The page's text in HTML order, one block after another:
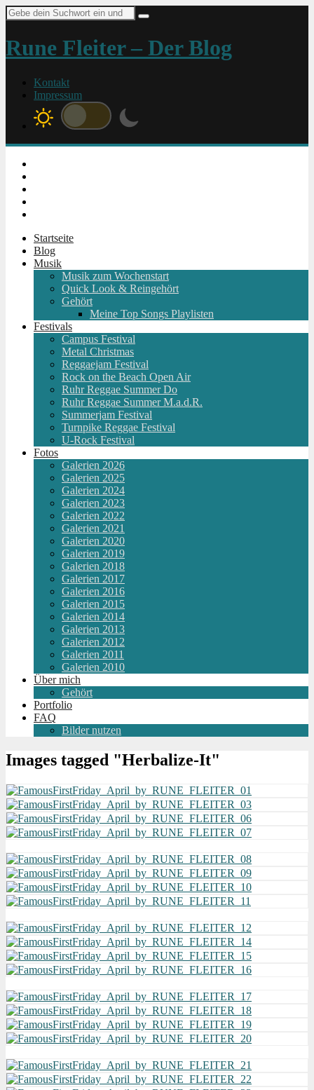
Suche
nach:
Rune Fleiter – Der Blog
Kontakt
Impressum
Startseite
Blog
Musik
Musik zum Wochenstart
Quick Look & Reingehört
Gehört
Meine Top Songs Playlisten
Festivals
Campus Festival
Metal Christmas
Reggaejam Festival
Rock on the Beach Open Air
Ruhr Reggae Summer Do
Ruhr Reggae Summer M.a.d.R.
Summerjam Festival
Turnpike Reggae Festival
U-Rock Festival
Fotos
Galerien 2026
Galerien 2025
Galerien 2024
Galerien 2023
Galerien 2022
Galerien 2021
Galerien 2020
Galerien 2019
Galerien 2018
Galerien 2017
Galerien 2016
Galerien 2015
Galerien 2014
Galerien 2013
Galerien 2012
Galerien 2011
Galerien 2010
Über mich
Gehört
Portfolio
FAQ
Bilder nutzen
Images tagged "Herbalize-It"